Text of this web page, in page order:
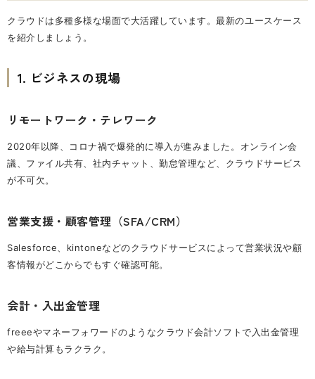
クラウドは多種多様な場面で大活躍しています。最新のユースケース
を紹介しましょう。
1. ビジネスの現場
リモートワーク・テレワーク
2020年以降、コロナ禍で爆発的に導入が進みました。オンライン会
議、ファイル共有、社内チャット、勤怠管理など、クラウドサービス
が不可欠。
営業支援・顧客管理（SFA/CRM）
Salesforce、kintoneなどのクラウドサービスによって営業状況や顧
客情報がどこからでもすぐ確認可能。
会計・入出金管理
freeeやマネーフォワードのようなクラウド会計ソフトで入出金管理
や給与計算もラクラク。